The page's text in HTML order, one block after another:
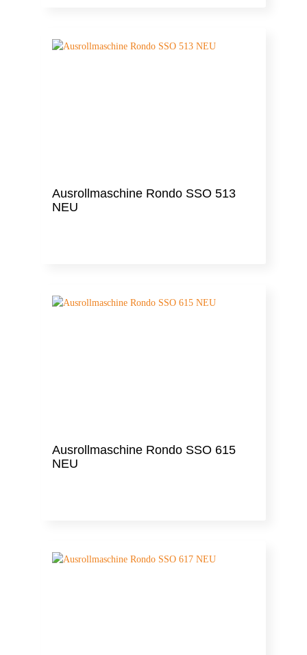
Ausrollmaschine Rondo SSO 513
NEU
Ausrollmaschine Rondo SSO 615
NEU